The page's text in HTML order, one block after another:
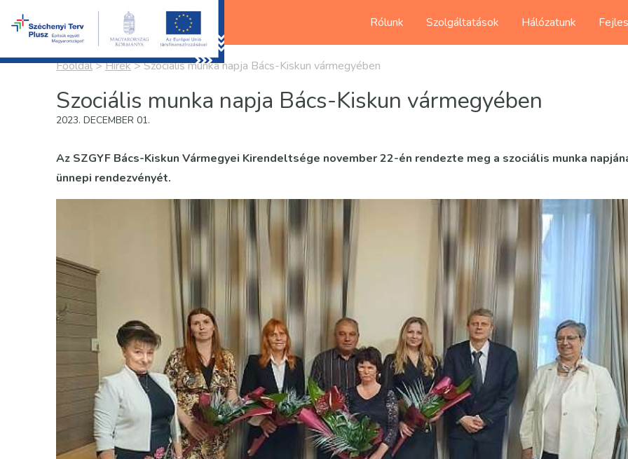
Rólunk Szolgáltatások Hálózatunk
Főoldal>Hírek>Szociális munka napja Bács-Kiskun vármegyében
Szociális munka napja Bács-Kiskun vármegyében
2023. DECEMBER 01.
Az SZGYF Bács-Kiskun Vármegyei Kirendeltsége november 22-én rendezte meg a szociális munka
ünnepi rendezvényét.